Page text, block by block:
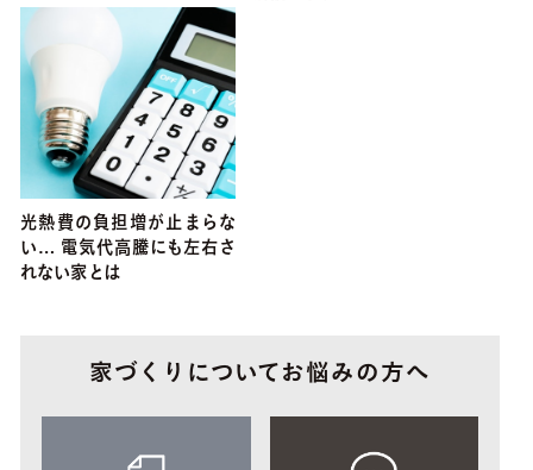
光熱費の負担増が止まらな
い… 電気代高騰にも左右さ
れない家とは
家づくりについてお悩みの方へ